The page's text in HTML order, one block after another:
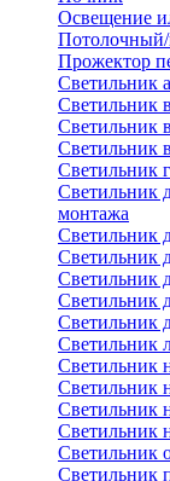
Освещение
Потолочный/
Прожектор
Светильник
Светильник
Светильник
Светильник
Светильник
Светильник
монтажа
Светильник
Светильник
Светильник
Светильник
Светильник
Светильник
Светильник
Светильник
Светильник
Светильник
Светильник
Светильник